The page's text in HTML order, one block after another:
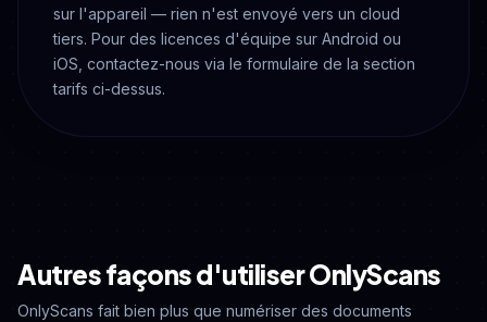
sur l'appareil — rien n'est envoyé vers un cloud
tiers. Pour des licences d'équipe sur Android ou
iOS, contactez-nous via le formulaire de la section
tarifs ci-dessus.
Autres façons d'utiliser OnlyScans
OnlyScans fait bien plus que numériser des documents